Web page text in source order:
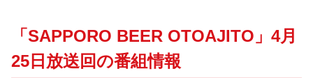
「SAPPORO BEER OTOAJITO」4月
25日放送回の番組情報